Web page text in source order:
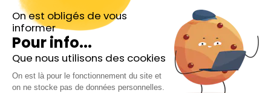
On est obligés de vous
informer
Pour info...
Que nous utilisons des cookies
On est là pour le fonctionnement du site et
on ne stocke pas de données personnelles.
crypto et finance et répond à toutes vos
questions.
Participer aux vidéoconférences
Inscrivez-vous gratuitement à
notre Newsletter hebdo